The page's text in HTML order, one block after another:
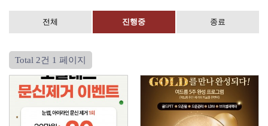
전체 진행중 종료
Total 2건 1 페이지